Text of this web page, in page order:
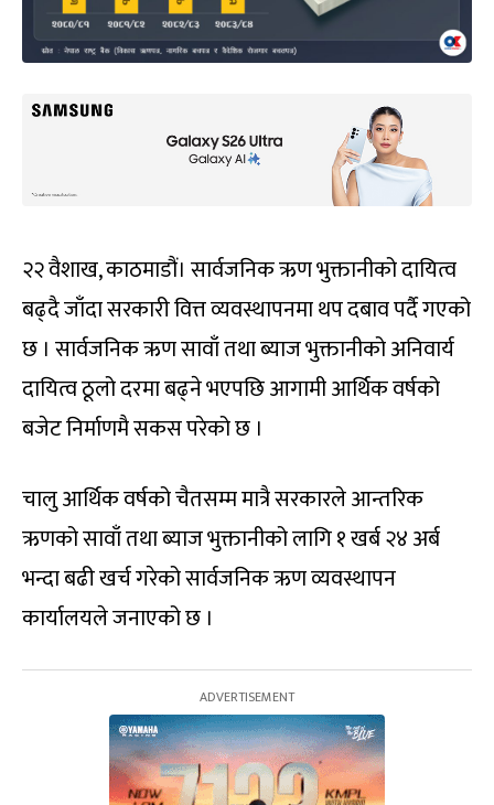
२२ वैशाख, काठमाडौं। सार्वजनिक ऋण भुक्तानीको दायित्व
बढ्दै जाँदा सरकारी वित्त व्यवस्थापनमा थप दबाव पर्दै गएको
छ । सार्वजनिक ऋण सावाँ तथा ब्याज भुक्तानीको अनिवार्य
दायित्व ठूलो दरमा बढ्ने भएपछि आगामी आर्थिक वर्षको
बजेट निर्माणमै सकस परेको छ ।
चालु आर्थिक वर्षको चैतसम्म मात्रै सरकारले आन्तरिक
ऋणको सावाँ तथा ब्याज भुक्तानीको लागि १ खर्ब २४ अर्ब
भन्दा बढी खर्च गरेको सार्वजनिक ऋण व्यवस्थापन
कार्यालयले जनाएको छ ।